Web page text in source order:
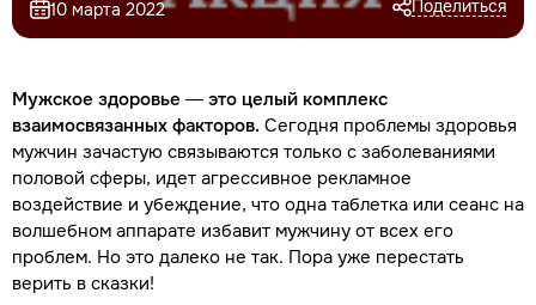
10 марта 2022 Поделиться
Мужское здоровье — это целый комплекс
взаимосвязанных факторов. Сегодня проблемы здоровья
мужчин зачастую связываются только с заболеваниями
половой сферы, идет агрессивное рекламное
воздействие и убеждение, что одна таблетка или сеанс на
волшебном аппарате избавит мужчину от всех его
проблем. Но это далеко не так. Пора уже перестать
верить в сказки!